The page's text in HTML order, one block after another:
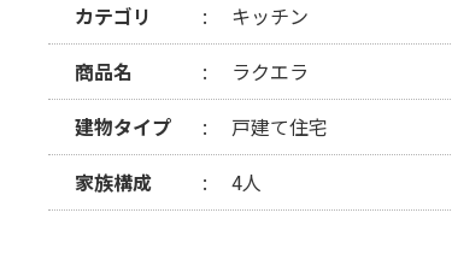
カテゴリ
キッチン
商品名
ラクエラ
建物タイプ
戸建て住宅
家族構成
4人